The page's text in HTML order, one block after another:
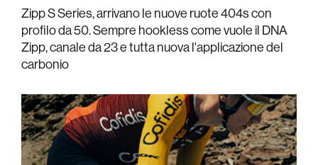
Zipp S Series, arrivano le nuove ruote 404s con
profilo da 50. Sempre hookless come vuole il DNA
Zipp, canale da 23 e tutta nuova l'applicazione del
carbonio